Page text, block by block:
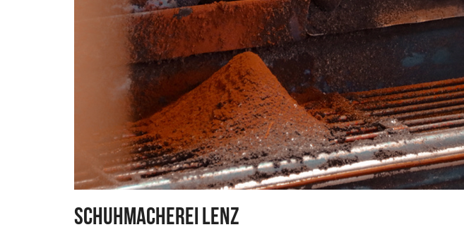
Schuhmacherei Lenz